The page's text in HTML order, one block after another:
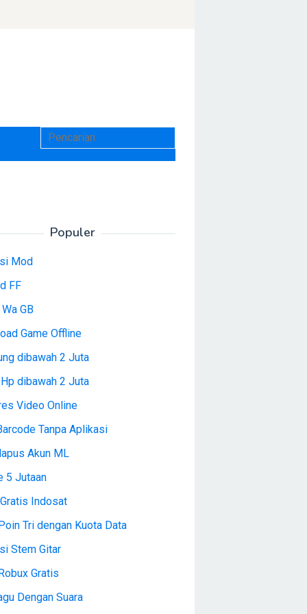
Populer
Mod
FF
GB
Game Offline
dibawah 2 Juta
dibawah 2 Juta
Video Online
Tanpa Aplikasi
Akun ML
5 Jutaan
Indosat
Tri dengan Kuota Data
Stem Gitar
Gratis
Dengan Suara